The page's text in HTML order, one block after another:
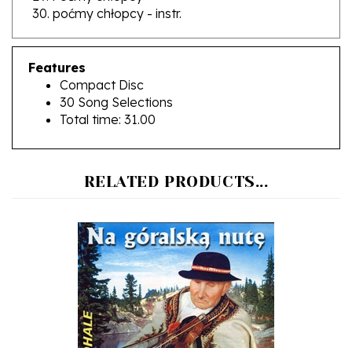
Features
Compact Disc
30 Song Selections
Total time: 31.00